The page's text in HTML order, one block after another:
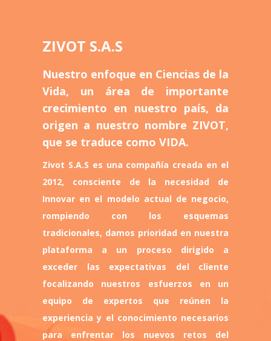
ZIVOT S.A.S
Nuestro enfoque en Ciencias de la
Vida, un área de importante
crecimiento en nuestro país, da
origen a nuestro nombre ZIVOT,
que se traduce como VIDA.
Zivot S.A.S es una compañía creada en el
2012, consciente de la necesidad de
Innovar en el modelo actual de negocio,
rompiendo con los esquemas
tradicionales, damos prioridad en nuestra
plataforma a un proceso dirigido a
exceder las expectativas del cliente
focalizando nuestros esfuerzos en un
equipo de expertos que reúnen la
experiencia y el conocimiento necesarios
para enfrentar los nuevos retos del